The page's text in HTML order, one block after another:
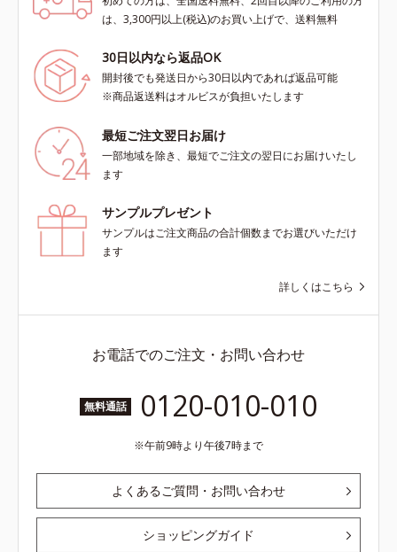
は、3,300円以上(税込)のお買い上げで、送料無料
30日以内なら返品OK
開封後でも発送日から30日以内であれば返品可能
※商品返送料はオルビスが負担いたします
最短ご注文翌日お届け
一部地域を除き、最短でご注文の翌日にお届けいたし
ます
サンプルプレゼント
サンプルはご注文商品の合計個数までお選びいただけ
ます
詳しくはこちら
お電話でのご注文・お問い合わせ
無料通話 0120-010-010
午前9時より午後7時まで
よくあるご質問・お問い合わせ
ショッピングガイド